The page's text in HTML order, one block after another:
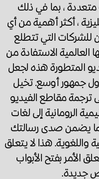
متعددة ، بما في ذلك
، أكثر أهمية من أي
التي تتطلع
العالمية الاستفادة من
المتطورة هذه لجعل
جمهور أوسع. تخيل
ترجمة مقاطع الفيديو
الرومانية إلى لغات
يضمن صدى رسالتك
واللغوية. هذا لا يتعلق
الأمر بفتح الأبواب
جديدة.